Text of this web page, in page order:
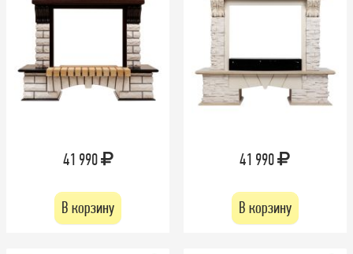
41 990
В корзину
41 990
В корзину